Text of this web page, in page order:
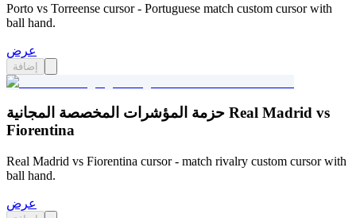
Porto vs Torreense cursor - Portuguese match custom cursor with
ball hand.
عرض
إضافة
حزمة المؤشرات المخصصة المجانية Real Madrid vs
Fiorentina
Real Madrid vs Fiorentina cursor - match rivalry custom cursor with
ball hand.
عرض